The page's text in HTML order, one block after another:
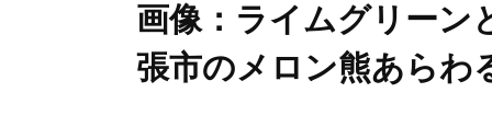
画像：ライムグリーン
張市のメロン熊あらわ